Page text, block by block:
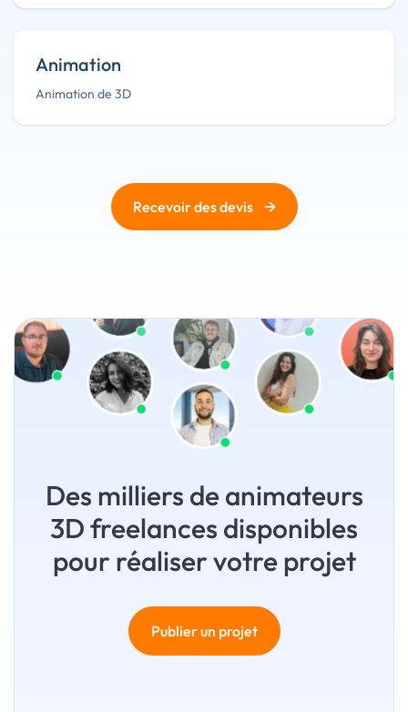
Animation
Animation de 3D
Recevoir des devis →
Des milliers de animateurs
3D freelances disponibles
pour réaliser votre projet
Publier un projet